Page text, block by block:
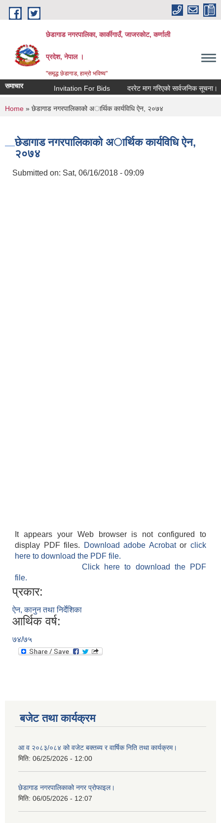
Skip to main content
छेडागाड नगरपालिका, कार्कीगाउँ, जाजरकाेट, कर्णाली
प्रदेश, नेपाल ।
"समृद्ध छेडागाड, हाम्रो भविष्य"
समाचार Invitation For Bids दररेट माग गरिएको सार्वजनिक सूचना।
You are here
Home » छेडागाड नगरपालिकाको अार्थिक कार्यविधि ऐन, २०७४
छेडागाड नगरपालिकाको अार्थिक कार्यविधि ऐन,
२०७४
Submitted on: Sat, 06/16/2018 - 09:09
It appears your Web browser is not configured to
display PDF files.
Download adobe Acrobatorclick
here to download the PDF file.
Click here to download the PDF
file.
प्रकार:
ऐन, कानुन तथा निर्देशिका
आर्थिक वर्ष:
७४/७५
बजेट तथा कार्यक्रम
आ व २०८३/०८४ को वजेट बक्तब्य र वार्षिक निति तथा कार्यक्रम।
मिति: 06/25/2026 - 12:00
छेडागाड नगरपालिकाको नगर प्रोफाइल।
मिति: 06/05/2026 - 12:07